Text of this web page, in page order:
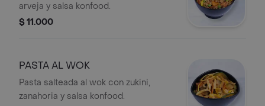
arveja y salsa konfood.
$ 11.000
PASTA AL WOK
Pasta salteada al wok con zukini,
zanahoria y salsa konfood.